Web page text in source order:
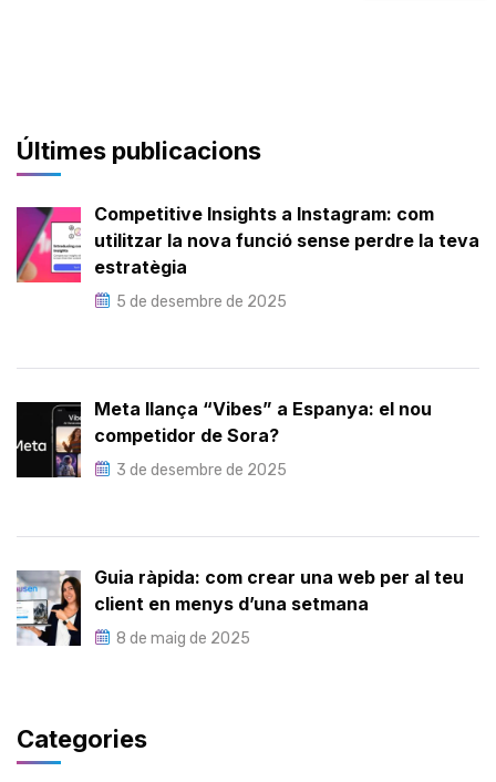
Últimes publicacions
Competitive Insights a Instagram: com
utilitzar la nova funció sense perdre la teva
estratègia
5 de desembre de 2025
Meta llança “Vibes” a Espanya: el nou
competidor de Sora?
3 de desembre de 2025
Guia ràpida: com crear una web per al teu
client en menys d’una setmana
8 de maig de 2025
Categories